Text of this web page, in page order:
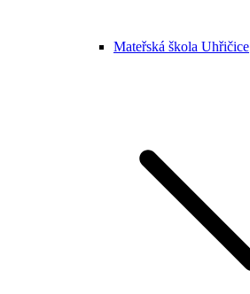
Mateřská škola Uhřičice